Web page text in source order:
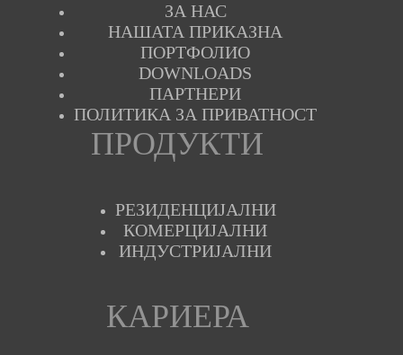
ЗА НАС
НАШАТА ПРИКАЗНА
ПОРТФОЛИО
DOWNLOADS
ПАРТНЕРИ
ПОЛИТИКА ЗА ПРИВАТНОСТ
ПРОДУКТИ
РЕЗИДЕНЦИЈАЛНИ
КОМЕРЦИЈАЛНИ
ИНДУСТРИЈАЛНИ
КАРИЕРА